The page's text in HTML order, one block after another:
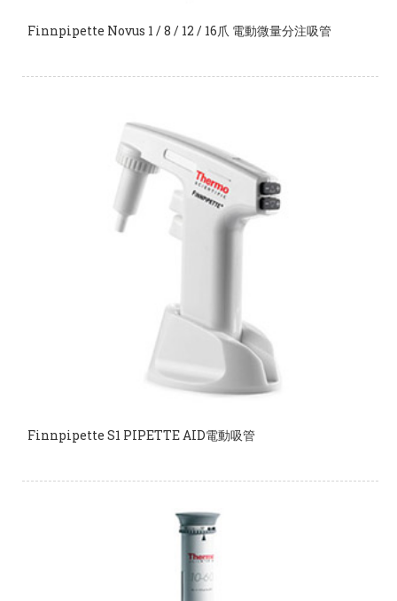
Finnpipette Novus 1 / 8 / 12 / 16爪 電動微量分注吸管
Finnpipette S1 PIPETTE AID電動吸管